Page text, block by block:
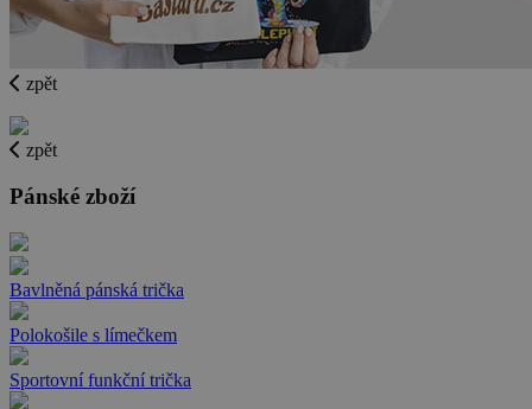
zpět
zpět
Pánské zboží
Bavlněná pánská trička
Polokošile s límečkem
Sportovní funkční trička